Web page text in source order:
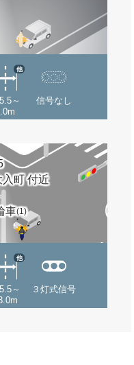
～
他
信号なし
町 付近
車(1)
～
他
３灯式信号